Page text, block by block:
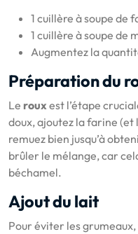
1 cuillère à soupe de
1 cuillère à soupe de
Augmentez la
Préparation du
Le roux est l’étape
doux, ajoutez la farine (et
remuez bien jusqu’à
brûler le mélange, car
béchamel.
Ajout du lait
Pour éviter les